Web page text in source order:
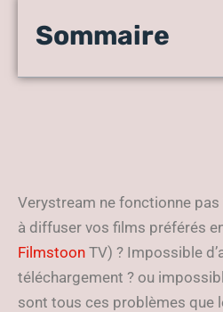
Verystream ne
VeryStream ?
Sommaire
Verystream ne fonctionne pas
à diffuser vos films préférés
Filmstoon TV) ? Impossible
téléchargement ? ou
sont tous ces problèmes que